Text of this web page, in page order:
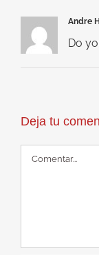
Andre
Do
Deja tu